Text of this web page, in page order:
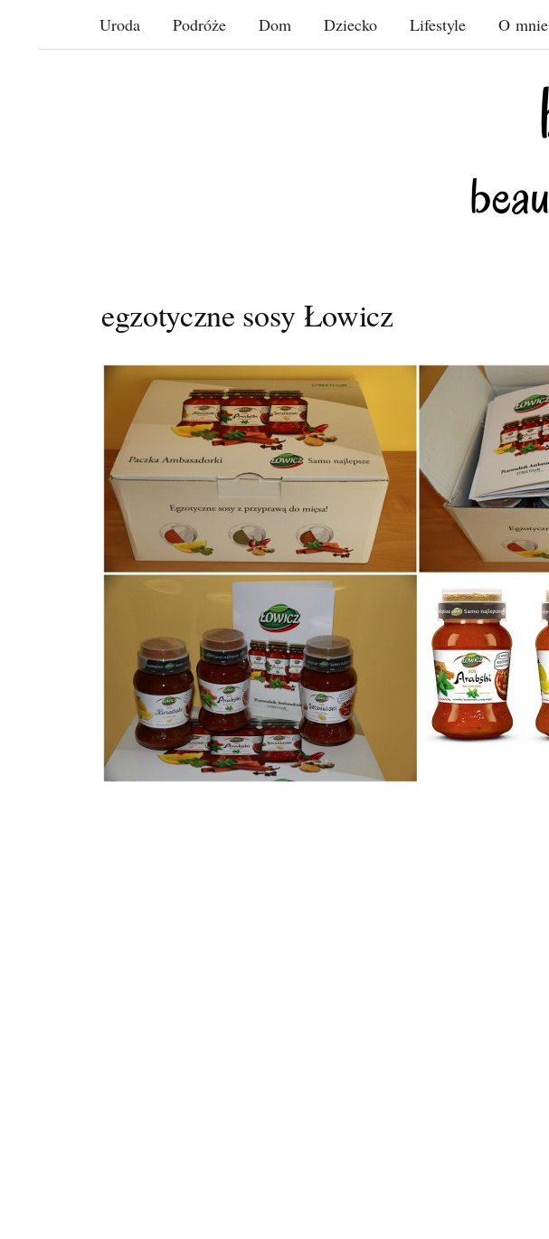
Uroda Podróże Dom Dziecko Lifestyle O mnie
egzotyczne sosy Łowicz